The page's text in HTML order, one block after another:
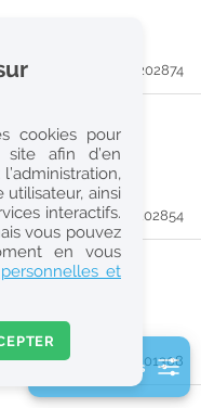
d'outre-mer
#202874
#202854
#201308
2 filtre(s) actifs
cookies pour
afin d’en
ainsi
interactifs.
vous pouvez
en vous
et